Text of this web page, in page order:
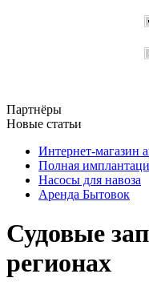
Партнёры
Новые статьи
Интернет-магазин
Полная
Насосы для навоза
Аренда Бытовок
Судовые
регионах